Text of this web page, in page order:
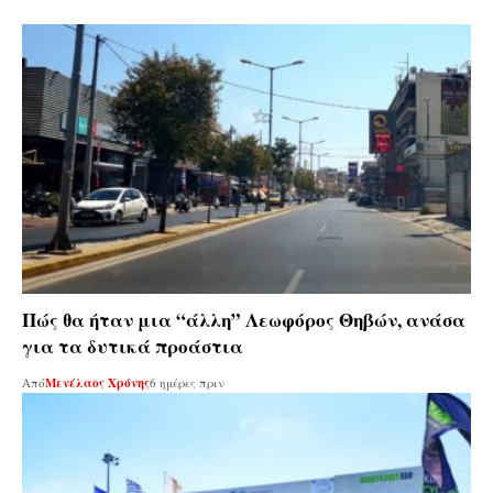
Πώς θα ήταν μια “άλλη” Λεωφόρος Θηβών, ανάσα
για τα δυτικά προάστια
ΑπόΜενέλαος Χρόνης6 ημέρες πριν